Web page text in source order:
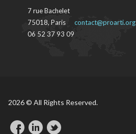
7 rue Bachelet
75018, Paris
06 52 37 93 09
contact@proarti.org
2026 © All Rights Reserved.